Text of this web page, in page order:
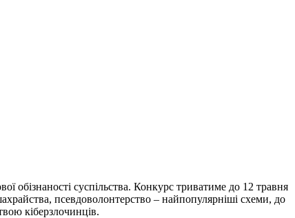
обізнаності суспільства. Конкурс триватиме до 12 травня
псевдоволонтерство – найпопулярніші схеми, до
кіберзлочинців.